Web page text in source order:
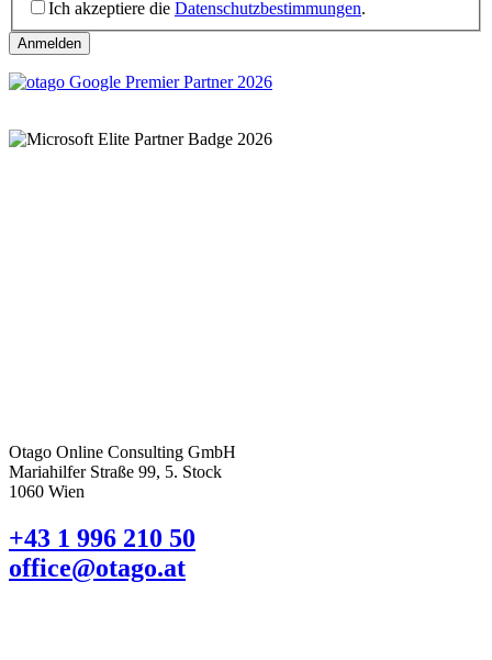
Ich akzeptiere die Datenschutzbestimmungen.
Otago Online Consulting GmbH
Mariahilfer Straße 99, 5. Stock
1060 Wien
+43 1 996 210 50
office@otago.at